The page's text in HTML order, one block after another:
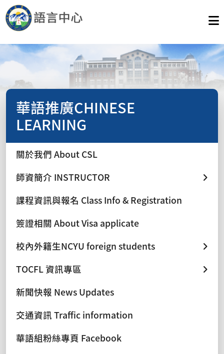
華語推廣CHINESE
LEARNING
關於我們 About CSL
師資簡介 INSTRUCTOR
課程資訊與報名 Class Info & Registration
簽證相關 About Visa applicate
校內外籍生NCYU foreign students
TOCFL 資訊專區
新聞快報 News Updates
交通資訊 Traffic information
華語組粉絲專頁 Facebook